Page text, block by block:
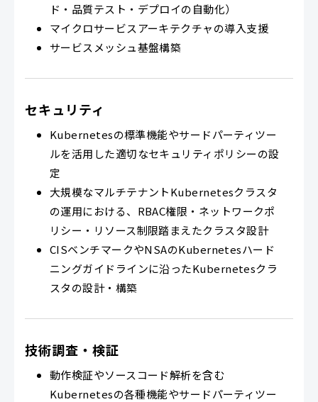
ド・品質テスト・デプロイの自動化）
マイクロサービスアーキテクチャの導入支援
サービスメッシュ基盤構築
セキュリティ
Kubernetesの標準機能やサードパーティツー
ルを活用した適切なセキュリティポリシーの設
定
大規模なマルチテナントKubernetesクラスタ
の運用における、RBAC権限・ネットワークポ
リシー・リソース制限踏まえたクラスタ設計
CISベンチマークやNSAのKubernetesハード
ニングガイドラインに沿ったKubernetesクラ
スタの設計・構築
技術調査・検証
動作検証やソースコード解析を含む
Kubernetesの各種機能やサードパーティツー